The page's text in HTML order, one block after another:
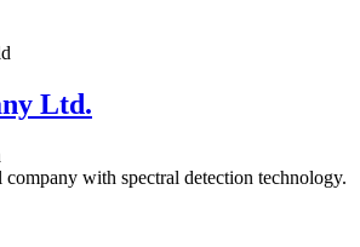
Ltd.
company with spectral detection technology.